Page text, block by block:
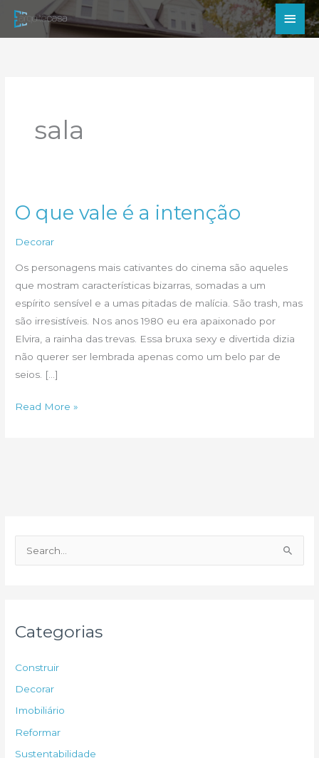
para
sala
O que vale é a intenção
Decorar
Os personagens mais cativantes do cinema são aqueles
que mostram características bizarras, somadas a um
espírito sensível e a umas pitadas de malícia. São trash, mas
são irresistíveis. Nos anos 1980 eu era apaixonado por
Elvira, a rainha das trevas. Essa bruxa sexy e divertida dizia
não querer ser lembrada apenas como um belo par de
seios. […]
O
Read More »
e
p
o
Categorias
Construir
Decorar
Imobiliário
Reformar
Sustentabilidade